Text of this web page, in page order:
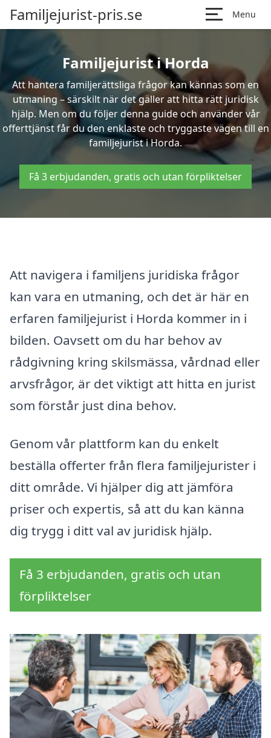
Familjejurist-pris.se Menu
Familjejurist i Horda
Att hantera familjerättsliga frågor kan kännas som en
utmaning – särskilt när det gäller att hitta rätt juridisk
hjälp. Men om du följer denna guide och använder vår
offerttjänst får du den enklaste och tryggaste vägen till en
familjejurist i Horda.
Få 3 erbjudanden, gratis och utan förpliktelser
Att navigera i familjens juridiska frågor
kan vara en utmaning, och det är här en
erfaren familjejurist i Horda kommer in i
bilden. Oavsett om du har behov av
rådgivning kring skilsmässa, vårdnad eller
arvsfrågor, är det viktigt att hitta en jurist
som förstår just dina behov.
Genom vår plattform kan du enkelt
beställa offerter från flera familjejurister i
ditt område. Vi hjälper dig att jämföra
priser och expertis, så att du kan känna
dig trygg i ditt val av juridisk hjälp.
Få 3 erbjudanden, gratis och utan
förpliktelser